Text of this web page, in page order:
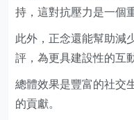
持，這對抗壓力是一個
此外，正念還能幫助減
評，為更具建設性的互
總體效果是豐富的社交
的貢獻。